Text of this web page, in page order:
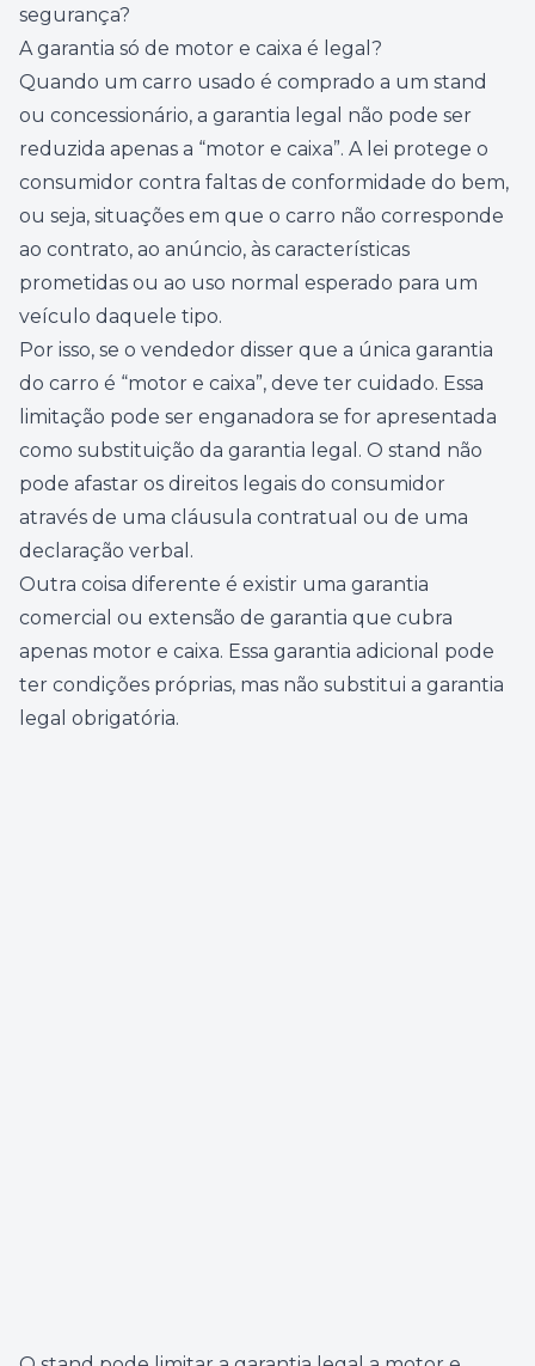
segurança?
A garantia só de motor e caixa é legal?
Quando um carro usado é comprado a um stand
ou concessionário, a garantia legal não pode ser
reduzida apenas a “motor e caixa”. A lei protege o
consumidor contra faltas de conformidade do bem,
ou seja, situações em que o carro não corresponde
ao contrato, ao anúncio, às características
prometidas ou ao uso normal esperado para um
veículo daquele tipo.
Por isso, se o vendedor disser que a única garantia
do carro é “motor e caixa”, deve ter cuidado. Essa
limitação pode ser enganadora se for apresentada
como substituição da garantia legal. O stand não
pode afastar os direitos legais do consumidor
através de uma cláusula contratual ou de uma
declaração verbal.
Outra coisa diferente é existir uma garantia
comercial ou extensão de garantia que cubra
apenas motor e caixa. Essa garantia adicional pode
ter condições próprias, mas não substitui a garantia
legal obrigatória.